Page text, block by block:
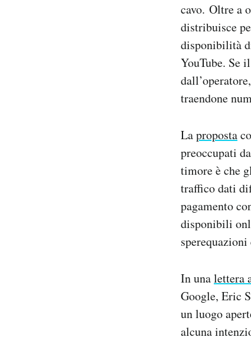
cavo. Oltre a
distribuisce
disponibilità
YouTube. Se
traendone
Laproposta
preoccupati
timore è che
traffico dati
pagamento
disponibili
In unalettera
Google, Eric
un luogo
alcuna